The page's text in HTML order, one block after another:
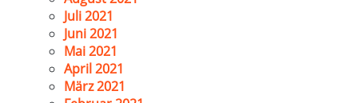
Juli 2021
Juni 2021
Mai 2021
April 2021
März 2021